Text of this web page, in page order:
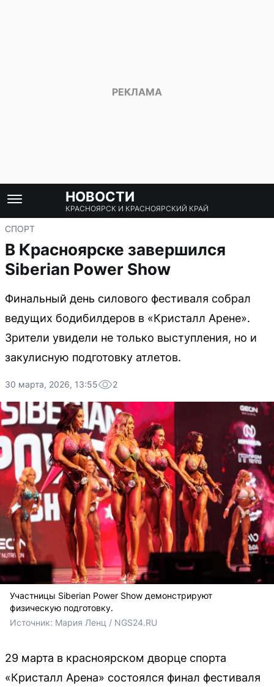
НОВОСТИ
КРАСНОЯРСК И КРАСНОЯРСКИЙ КРАЙ
СПОРТ
В Красноярске завершился
Siberian Power Show
Финальный день силового фестиваля собрал
ведущих бодибилдеров в «Кристалл Арене».
Зрители увидели не только выступления, но и
закулисную подготовку атлетов.
30 марта, 2026, 13:55 2
Участницы Siberian Power Show демонстрируют
физическую подготовку.
Источник: Мария Ленц / NGS24.RU
29 марта в красноярском дворце спорта
«Кристалл Арена» состоялся финал фестиваля